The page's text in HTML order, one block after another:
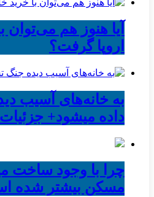
آیا هنوز هم می‌توان
اروپا گرفت؟
به خانه‌های آسیب
داده میشود+ جزئیات
چرا با وجود ساخت
مسکن بیشتر شده